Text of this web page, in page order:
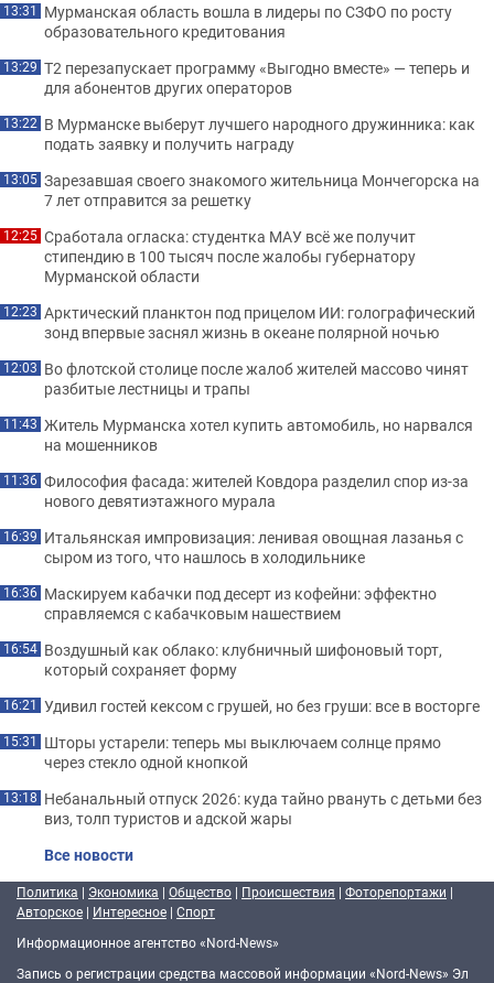
13:31 Мурманская область вошла в лидеры по СЗФО по росту
образовательного кредитования
13:29 Т2 перезапускает программу «Выгодно вместе» — теперь и
для абонентов других операторов
13:22 В Мурманске выберут лучшего народного дружинника: как
подать заявку и получить награду
13:05 Зарезавшая своего знакомого жительница Мончегорска на
7 лет отправится за решетку
12:25 Сработала огласка: студентка МАУ всё же получит
стипендию в 100 тысяч после жалобы губернатору
Мурманской области
12:23 Арктический планктон под прицелом ИИ: голографический
зонд впервые заснял жизнь в океане полярной ночью
12:03 Во флотской столице после жалоб жителей массово чинят
разбитые лестницы и трапы
11:43 Житель Мурманска хотел купить автомобиль, но нарвался
на мошенников
11:36 Философия фасада: жителей Ковдора разделил спор из-за
нового девятиэтажного мурала
16:39 Итальянская импровизация: ленивая овощная лазанья с
сыром из того, что нашлось в холодильнике
16:36 Маскируем кабачки под десерт из кофейни: эффектно
справляемся с кабачковым нашествием
16:54 Воздушный как облако: клубничный шифоновый торт,
который сохраняет форму
16:21 Удивил гостей кексом с грушей, но без груши: все в восторге
15:31 Шторы устарели: теперь мы выключаем солнце прямо
через стекло одной кнопкой
13:18 Небанальный отпуск 2026: куда тайно рвануть с детьми без
виз, толп туристов и адской жары
Все новости
Политика | Экономика | Общество | Происшествия | Фоторепортажи |
Авторское | Интересное | Спорт
Информационное агентство «Nord-News»
Запись о регистрации средства массовой информации «Nord-News» Эл